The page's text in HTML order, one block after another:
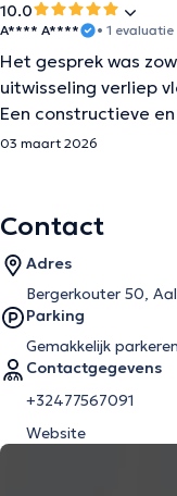
10.0
A**** A**** • 1 evaluatie
Het gesprek was
uitwisseling verliep
Een constructieve
03 maart 2026
Contact
Adres
Bergerkouter 50,
Parking
Gemakkelijk parkeren
Contactgegevens
+32477567091
Website